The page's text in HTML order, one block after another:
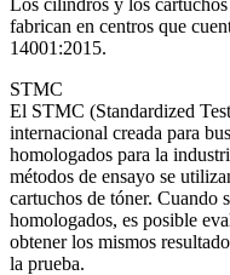
fabrican en centros que
14001:2015.
STMC
El STMC (Standardized
internacional creada para
homologados para la
métodos de ensayo se
cartuchos de tóner. Cuando
homologados, es posible
obtener los mismos
la prueba.